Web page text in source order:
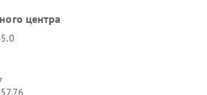
центра